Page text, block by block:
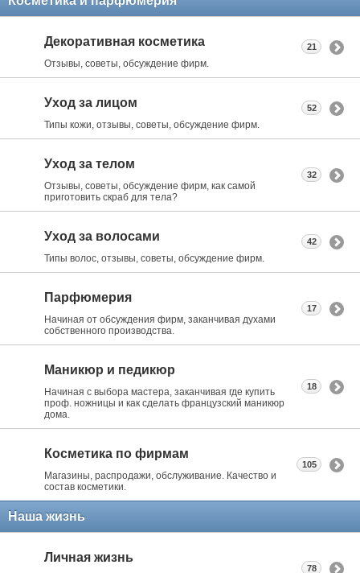
Декоративная косметика
Отзывы, советы, обсуждение фирм.
21
Уход за лицом
Типы кожи, отзывы, советы, обсуждение фирм.
52
Уход за телом
Отзывы, советы, обсуждение фирм, как самой
приготовить скраб для тела?
32
Уход за волосами
Типы волос, отзывы, советы, обсуждение фирм.
42
Парфюмерия
Начиная от обсуждения фирм, заканчивая духами
собственного производства.
17
Маникюр и педикюр
Начиная с выбора мастера, заканчивая где купить
проф. ножницы и как сделать французский маникюр
дома.
18
Косметика по фирмам
Магазины, распродажи, обслуживание. Качество и
состав косметики.
105
Наша жизнь
Личная жизнь
78